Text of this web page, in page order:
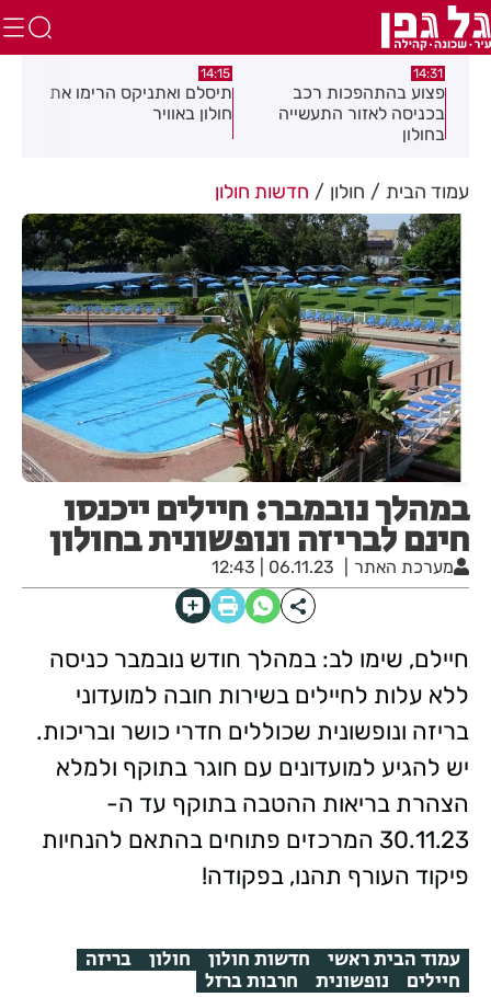
14:31
פצוע בהתהפכות רכב
בכניסה לאזור התעשייה
בחולון
14:15
תיסלם ואתניקס הרימו את
חולון באוויר
עמוד הבית חולון חדשות חולון
במהלך נובמבר: חיילים ייכנסו
חינם לבריזה ונופשונית בחולון
מערכת האתר 06.11.23 | 12:43
חיילם, שימו לב: במהלך חודש נובמבר כניסה
ללא עלות לחיילים בשירות חובה למועדוני
בריזה ונופשונית שכוללים חדרי כושר ובריכות.
יש להגיע למועדונים עם חוגר בתוקף ולמלא
הצהרת בריאות ההטבה בתוקף עד ה-
30.11.23 המרכזים פתוחים בהתאם להנחיות
פיקוד העורף תהנו, בפקודה!
עמוד הבית ראשי חדשות חולון חולון בריזה
חיילים נופשונית חרבות ברזל